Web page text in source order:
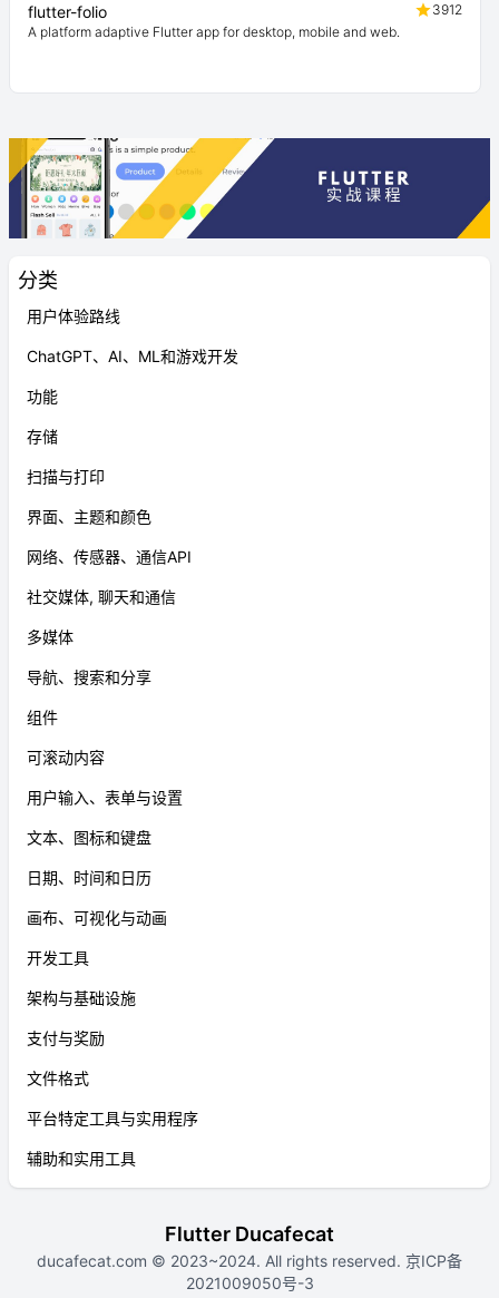
分类
用户体验路线
ChatGPT、AI、ML和游戏开发
功能
存储
扫描与打印
界面、主题和颜色
网络、传感器、通信API
社交媒体, 聊天和通信
多媒体
导航、搜索和分享
组件
可滚动内容
用户输入、表单与设置
文本、图标和键盘
日期、时间和日历
画布、可视化与动画
开发工具
架构与基础设施
支付与奖励
文件格式
平台特定工具与实用程序
辅助和实用工具
flutter-folio
3912
A platform adaptive Flutter app for desktop, mobile and web.
Flutter Ducafecat
ducafecat.com © 2023~2024. All rights reserved. 京ICP备
2021009050号-3